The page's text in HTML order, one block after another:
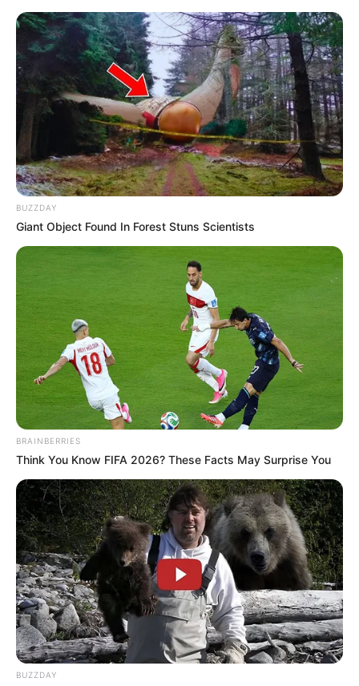
Home FNARAS >
Lideranças Intensificam Pressão no Congresso
pela Aprovação da Aposentadoria Especial, IFA e 30 horas.
Lideranças Intensificam Pressão
no Congresso pela Aprovação da
Aposentadoria Especial, IFA e 30
horas.
03:00 FNARAS
BUZZDAY
Giant Object Found In Forest Stuns Scientists
BRAINBERRIES
Think You Know FIFA 2026? These Facts May Surprise You
BUZZDAY